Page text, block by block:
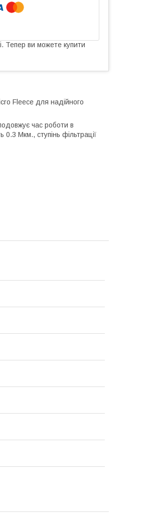
Тепер ви можете купити
Fleece для надійного
час роботи в
Мкм., ступінь фільтрації